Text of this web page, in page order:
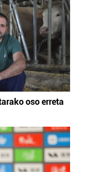
oso erreta